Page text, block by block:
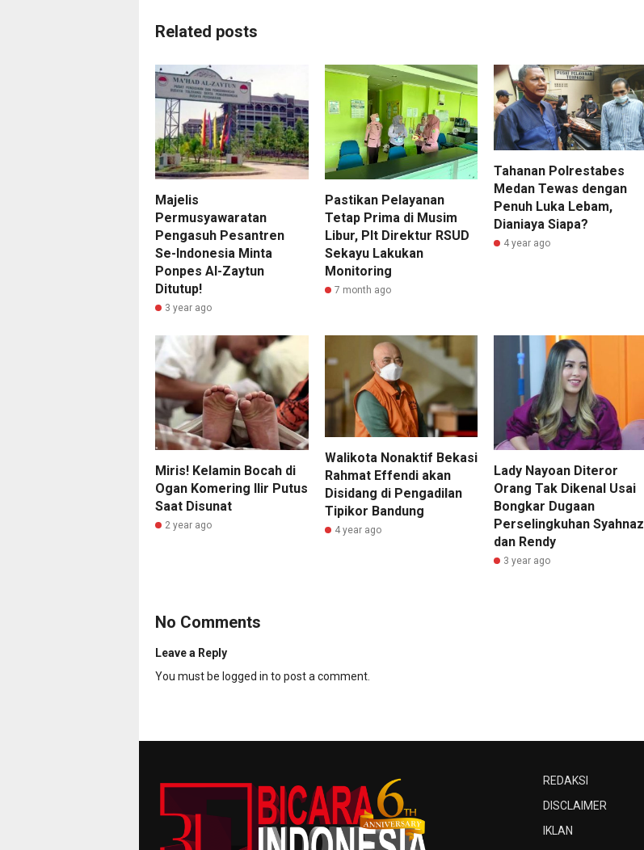
Related posts
Majelis
Permusyawaratan
Pengasuh Pesantren
Se-Indonesia Minta
Ponpes Al-Zaytun
Ditutup!
3 year ago
Pastikan Pelayanan
Tetap Prima di Musim
Libur, Plt Direktur RSUD
Sekayu Lakukan
Monitoring
7 month ago
Tahanan Polrestabes
Medan Tewas dengan
Penuh Luka Lebam,
Dianiaya Siapa?
4 year ago
Miris! Kelamin Bocah di
Ogan Komering Ilir Putus
Saat Disunat
2 year ago
Walikota Nonaktif Bekasi
Rahmat Effendi akan
Disidang di Pengadilan
Tipikor Bandung
4 year ago
Lady Nayoan Diteror
Orang Tak Dikenal Usai
Bongkar Dugaan
Perselingkuhan Syahnaz
dan Rendy
3 year ago
No Comments
Leave a Reply
You must be logged in to post a comment.
REDAKSI
DISCLAIMER
IKLAN